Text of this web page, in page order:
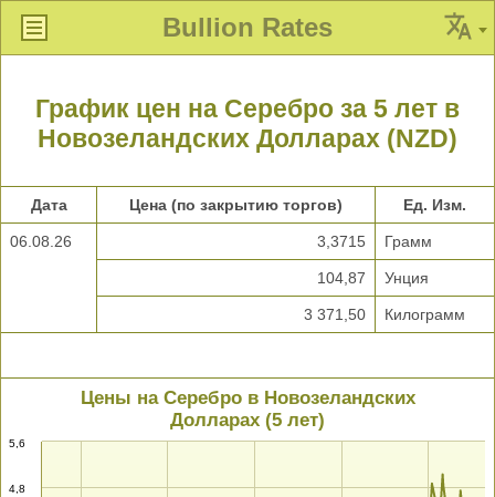
Bullion Rates
График цен на Серебро за 5 лет в
Новозеландских Долларах (NZD)
Дата Цена (по закрытию торгов) Ед. Изм.
06.08.26 3,3715 Грамм
104,87 Унция
3 371,50 Килограмм
Цены на Серебро в Новозеландских
Долларах (5 лет)
4,8
5,6